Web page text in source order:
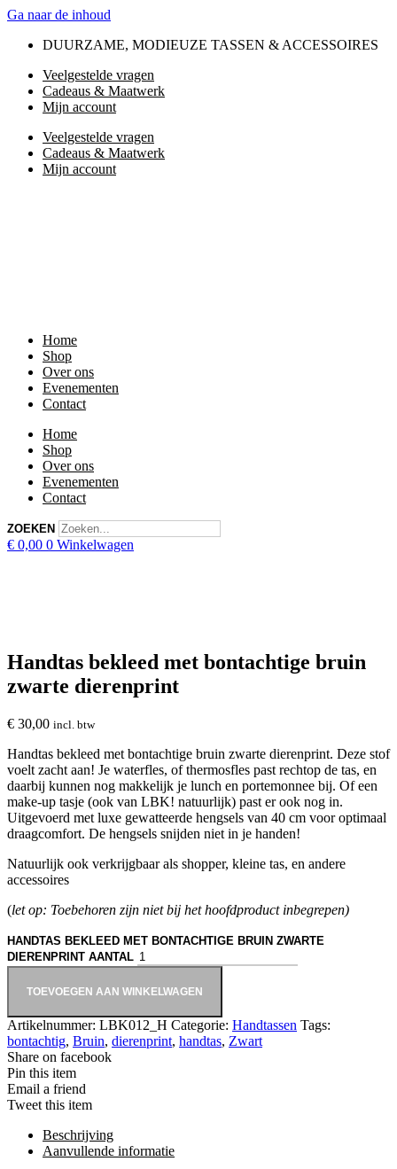
Ga naar de inhoud
DUURZAME, MODIEUZE TASSEN & ACCESSOIRES
Veelgestelde vragen
Cadeaus & Maatwerk
Mijn account
Veelgestelde vragen
Cadeaus & Maatwerk
Mijn account
Home
Shop
Over ons
Evenementen
Contact
Home
Shop
Over ons
Evenementen
Contact
ZOEKEN
€ 0,00 0 Winkelwagen
Handtas bekleed met bontachtige bruin
zwarte dierenprint
€ 30,00 incl. btw
Handtas bekleed met bontachtige bruin zwarte dierenprint. Deze stof
voelt zacht aan! Je waterfles, of thermosfles past rechtop de tas, en
daarbij kunnen nog makkelijk je lunch en portemonnee bij. Of een
make-up tasje (ook van LBK! natuurlijk) past er ook nog in.
Uitgevoerd met luxe gewatteerde hengsels van 40 cm voor optimaal
draagcomfort. De hengsels snijden niet in je handen!
Natuurlijk ook verkrijgbaar als shopper, kleine tas, en andere
accessoires
(let op: Toebehoren zijn niet bij het hoofdproduct inbegrepen)
HANDTAS BEKLEED MET BONTACHTIGE BRUIN ZWARTE
DIERENPRINT AANTAL
TOEVOEGEN AAN WINKELWAGEN
Artikelnummer: LBK012_H Categorie: Handtassen Tags:
bontachtig, Bruin, dierenprint, handtas, Zwart
Share on facebook
Pin this item
Email a friend
Tweet this item
Beschrijving
Aanvullende informatie